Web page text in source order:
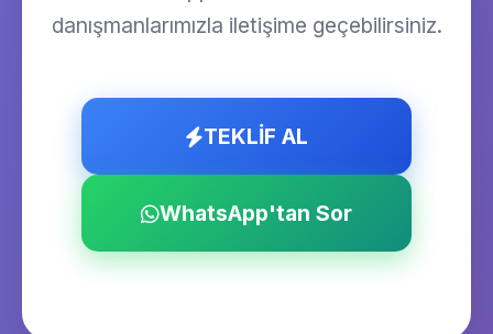
danışmanlarımızla iletişime geçebilirsiniz.
TEKLİF AL
WhatsApp'tan Sor